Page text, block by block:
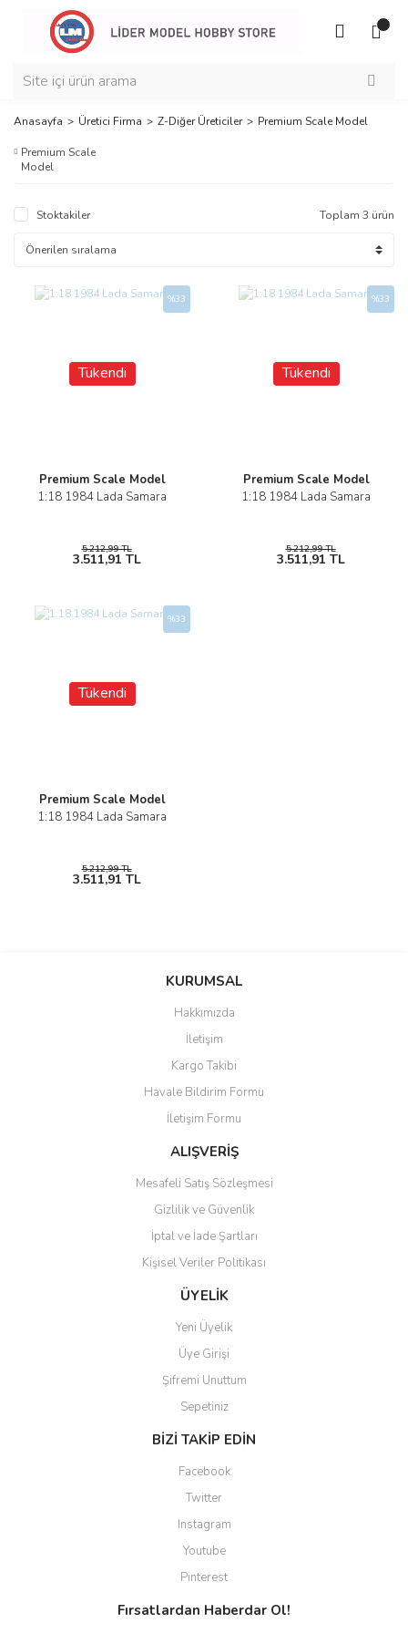
Anasayfa Üretici Firma Z-Diğer Üreticiler Premium Scale Model
Premium Scale
Model
Stoktakiler Toplam 3 ürün
Tükendi
Premium Scale Model
1:18 1984 Lada Samara
%33
5.212,99 TL
3.511,91 TL
Tükendi
Premium Scale Model
1:18 1984 Lada Samara
%33
5.212,99 TL
3.511,91 TL
Tükendi
Premium Scale Model
1:18 1984 Lada Samara
%33
5.212,99 TL
3.511,91 TL
KURUMSAL
Hakkımızda
İletişim
Kargo Takibi
Havale Bildirim Formu
İletişim Formu
ALIŞVERİŞ
Mesafeli Satış Sözleşmesi
Gizlilik ve Güvenlik
İptal ve İade Şartları
Kişisel Veriler Politikası
ÜYELİK
Yeni Üyelik
Üye Girişi
Şifremi Unuttum
Sepetiniz
BİZİ TAKİP EDİN
Facebook
Twitter
Instagram
Youtube
Pinterest
Fırsatlardan Haberdar Ol!